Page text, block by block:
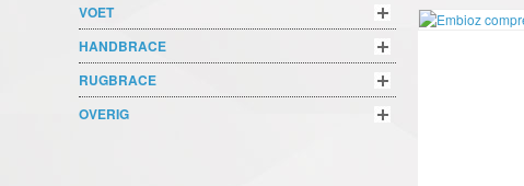
VOET
HANDBRACE
RUGBRACE
OVERIG